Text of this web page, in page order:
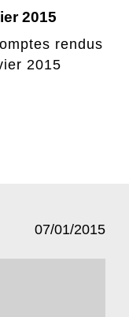
2015
rendus
2015
07/01/2015